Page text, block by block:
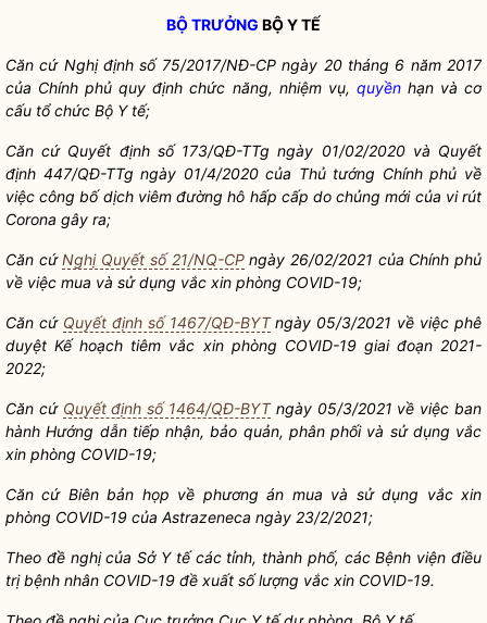
BỘ TRƯỞNG BỘ Y TẾ
Căn cứ Nghị định số 75/2017/NĐ-CP ngày 20 tháng 6 năm 2017
của Chính phủ quy định chức năng, nhiệm vụ, quyềnhạn và cơ
cấu tổchức Bộ Y tế;
Căn cứ Quyết định số 173/QĐ-TTg ngày 01/02/2020 và Quyết
định 447/QĐ-TTg ngày 01/4/2020 của Thủ tướng Chính phủ về
việc công bố dịch viêm đường hô hấp cấp do chủng mới của vi rút
Corona gây ra;
Căn cứNghị Quyết số 21/NQ-CPngày 26/02/2021 của Chính phủ
về việc mua và sử dụng vắc xin phòng COVID-19;
Căn cứ Quyết định số 1467/QĐ-BYTngày 05/3/2021 về việc phê
duyệt Kế hoạch tiêm vắc xin phòng COVID-19 giai đoạn 2021-
2022;
Căn cứ Quyết định số 1464/QĐ-BYTngày 05/3/2021 về việc ban
hành Hướng dẫn tiếp nhận, bảo quản, phân phối và sử dụng vắc
xin phòng COVID-19;
Căn cứ Biên bản họp về phương án mua và sử dụng vắc xin
phòng COVID-19 của Astrazeneca ngày 23/2/2021;
Theo đề nghị của Sở Y tế các tỉnh, thành phố, các Bệnh viện điều
trị bệnh nhân COVID-19 đề xuất sốlượng vắc xin COVID-19.